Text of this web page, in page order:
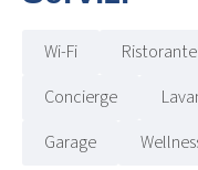
Wi-Fi
Concierge
Garage